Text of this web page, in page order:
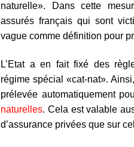
naturelle». Dans cette
assurés français qui sont
vague comme définition pour
L’Etat a en fait fixé des
régime spécial «cat-nat».
prélevée automatiquement
naturelles. Cela est valable
d’assurance privées que sur